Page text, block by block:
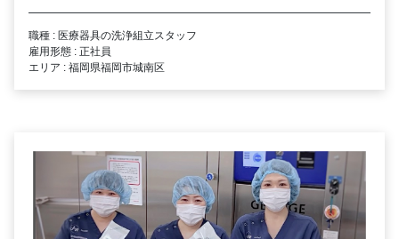
職種 : 医療器具の洗浄組立スタッフ
雇用形態 : 正社員
エリア : 福岡県福岡市城南区